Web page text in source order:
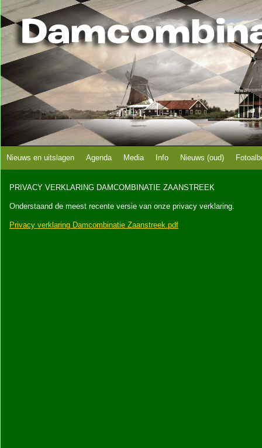
Nieuws en uitslagen Agenda Media Info Nieuws (oud)
PRIVACY VERKLARING DAMCOMBINATIE ZAANSTREEK
Onderstaand de meest recente versie van onze privacy verklaring.
Privacy verklaring Damcombinatie Zaanstreek.pdf